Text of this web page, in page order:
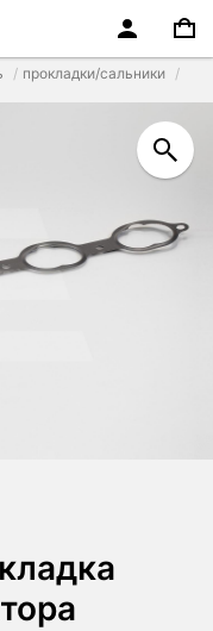
прокладки/сальники